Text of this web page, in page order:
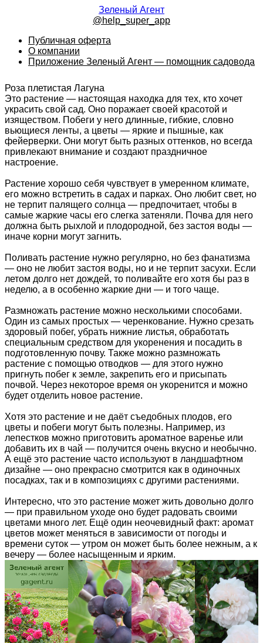
Зеленый Агент
@help_super_app
Публичная оферта
О компании
Приложение Зеленый Агент — помощник садовода
Роза плетистая Лагуна
Это растение — настоящая находка для тех, кто хочет
украсить свой сад. Оно поражает своей красотой и
изяществом. Побеги у него длинные, гибкие, словно
вьющиеся ленты, а цветы — яркие и пышные, как
фейерверки. Они могут быть разных оттенков, но всегда
привлекают внимание и создают праздничное
настроение.
Растение хорошо себя чувствует в умеренном климате,
его можно встретить в садах и парках. Оно любит свет, но
не терпит палящего солнца — предпочитает, чтобы в
самые жаркие часы его слегка затеняли. Почва для него
должна быть рыхлой и плодородной, без застоя воды —
иначе корни могут загнить.
Поливать растение нужно регулярно, но без фанатизма
— оно не любит застоя воды, но и не терпит засухи. Если
летом долго нет дождей, то поливайте его хотя бы раз в
неделю, а в особенно жаркие дни — и того чаще.
Размножать растение можно несколькими способами.
Один из самых простых — черенкование. Нужно срезать
здоровый побег, убрать нижние листья, обработать
специальным средством для укоренения и посадить в
подготовленную почву. Также можно размножать
растение с помощью отводков — для этого нужно
пригнуть побег к земле, закрепить его и присыпать
почвой. Через некоторое время он укоренится и можно
будет отделить новое растение.
Хотя это растение и не даёт съедобных плодов, его
цветы и побеги могут быть полезны. Например, из
лепестков можно приготовить ароматное варенье или
добавить их в чай — получится очень вкусно и необычно.
А ещё это растение часто используют в ландшафтном
дизайне — оно прекрасно смотрится как в одиночных
посадках, так и в композициях с другими растениями.
Интересно, что это растение может жить довольно долго
— при правильном уходе оно будет радовать своими
цветами много лет. Ещё один неочевидный факт: аромат
цветов может меняться в зависимости от погоды и
времени суток — утром он может быть более нежным, а к
вечеру — более насыщенным и ярким.